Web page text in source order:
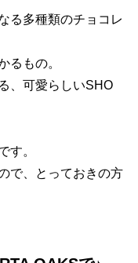
る多種類のチョコレ
るもの。
、可愛らしいSHO
す。
で、とっておきの方